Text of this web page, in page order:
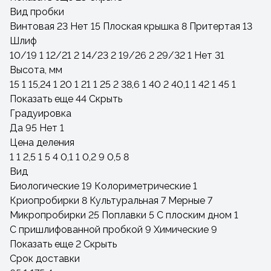
Вид пробки
Винтовая 23 Нет 15 Плоская крышка 8 Притертая 13
Шлиф
10/19 1 12/21 2 14/23 2 19/26 2 29/32 1 Нет 31
Высота, мм
15 1 15,24 1 20 1 21 1 25 2 38,6 1 40 2 40,1 1 42 1 45 1
Показать еще 44 Скрыть
Градуировка
Да 95 Нет 1
Цена деления
1 1 2,5 1 5 4 0,1 1 0,2 9 0,5 8
Вид
Биологические 19 Колориметрические 1
Криопробирки 8 Культуральная 7 Мерные 7
Микропробирки 25 Поплавки 5 С плоским дном 1
С пришлифованной пробкой 9 Химические 9
Показать еще 2 Скрыть
Срок доставки